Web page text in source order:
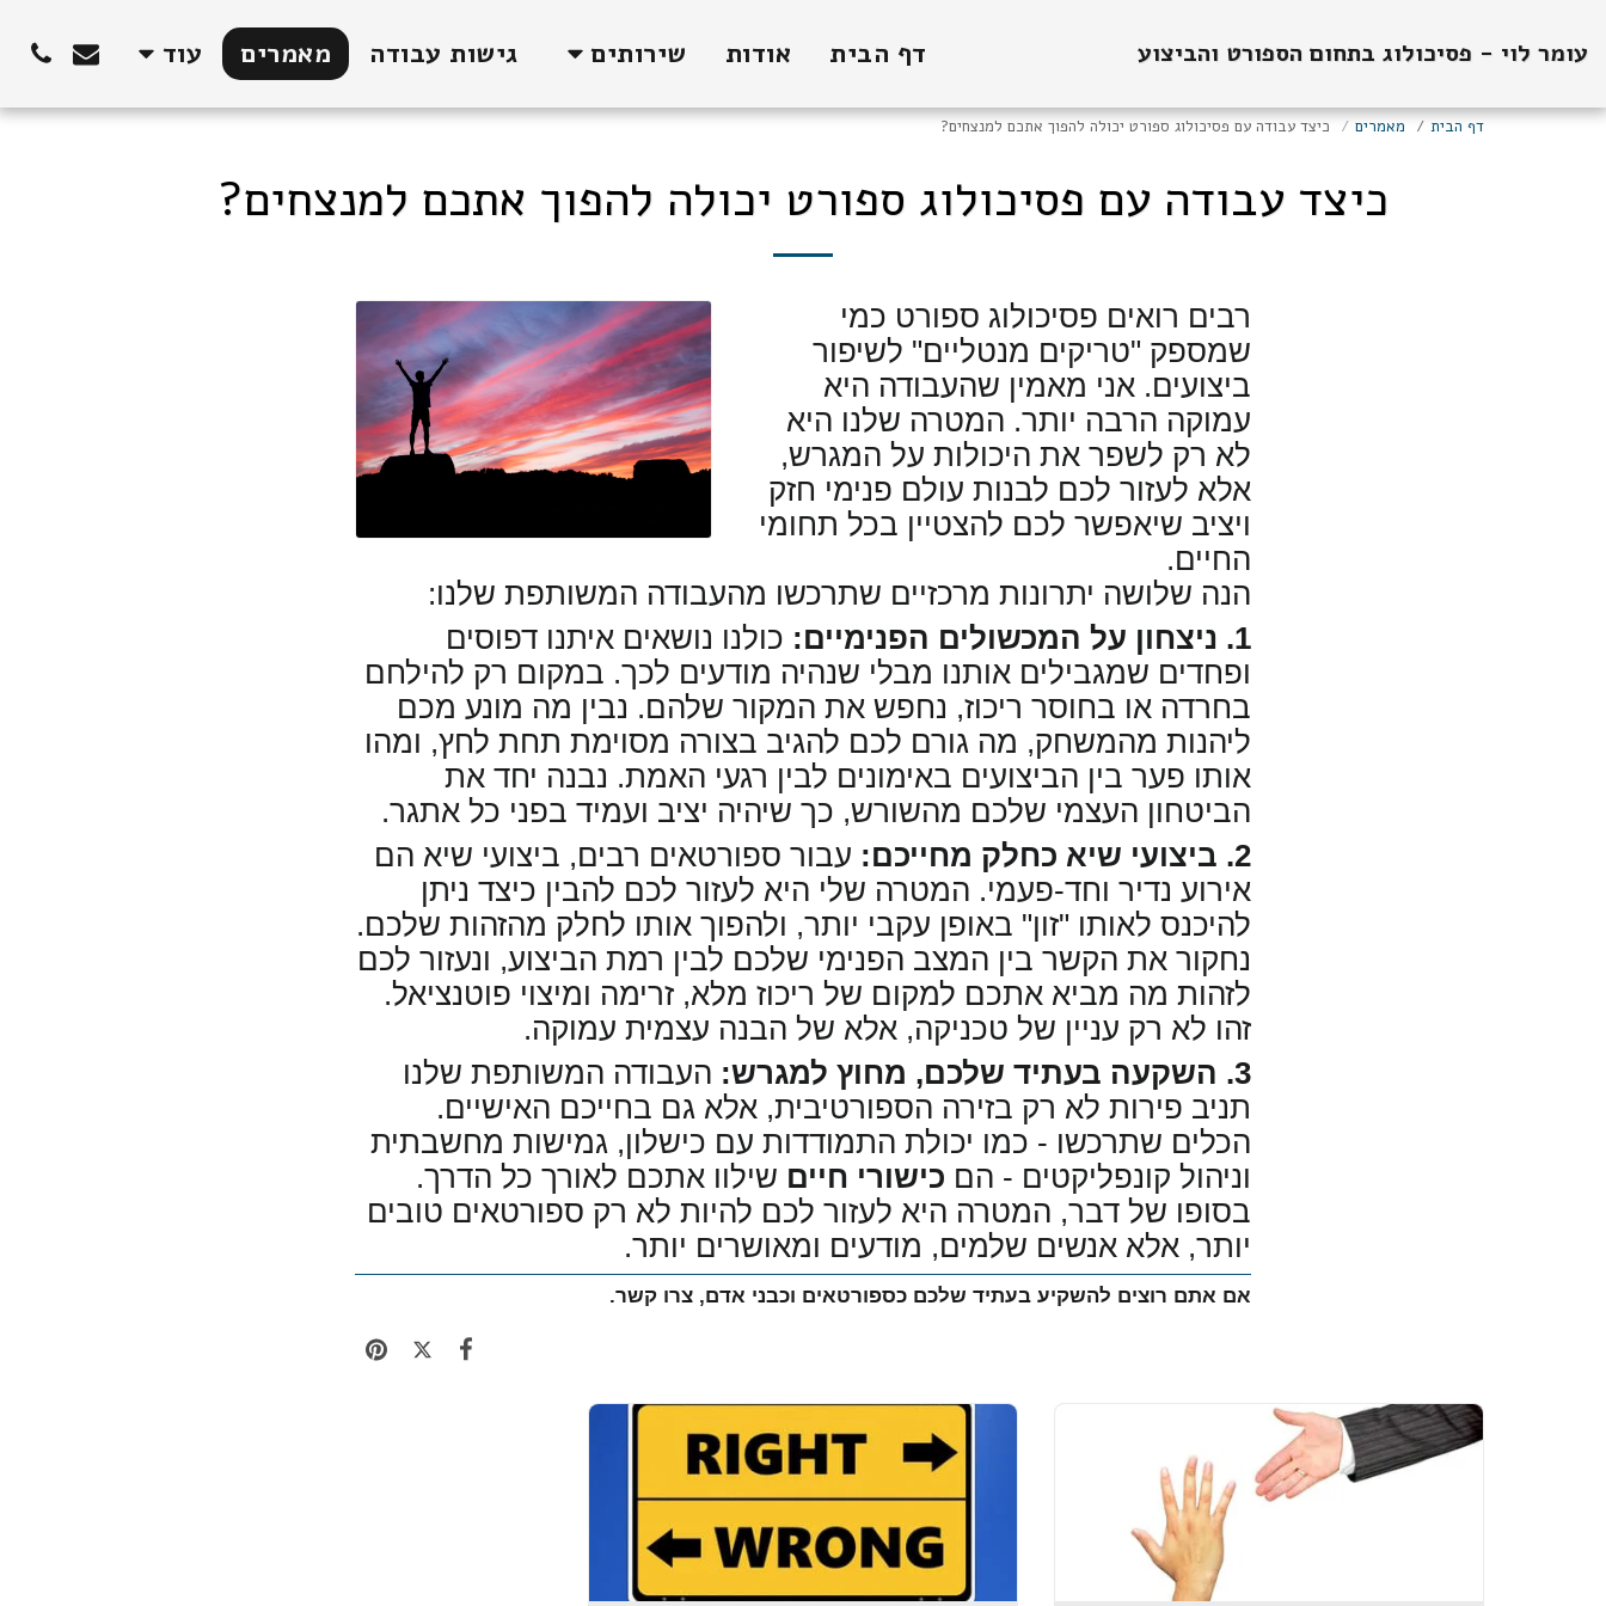
עומר לוי - פסיכולוג בתחום הספורט והביצוע דף הבית אודות שירותים גישות עבודה מאמרים עוד
דף הבית מאמרים כיצד עבודה עם פסיכולוג ספורט יכולה להפוך אתכם למנצחים?
כיצד עבודה עם פסיכולוג ספורט יכולה להפוך אתכם למנצחים?
רבים רואים פסיכולוג ספורט כמי
שמספק "טריקים מנטליים" לשיפור
ביצועים. אני מאמין שהעבודה היא
עמוקה הרבה יותר. המטרה שלנו היא
לא רק לשפר את היכולות על המגרש,
אלא לעזור לכם לבנות עולם פנימי חזק
ויציב שיאפשר לכם להצטיין בכל תחומי
החיים.
הנה שלושה יתרונות מרכזיים שתרכשו מהעבודה המשותפת שלנו:
1. ניצחון על המכשולים הפנימיים:
כולנו נושאים איתנו דפוסים
ופחדים שמגבילים אותנו מבלי שנהיה מודעים לכך. במקום רק להילחם
בחרדה או בחוסר ריכוז, נחפש את המקור שלהם. נבין מה מונע מכם
ליהנות מהמשחק, מה גורם לכם להגיב בצורה מסוימת תחת לחץ, ומהו
אותו פער בין הביצועים באימונים לבין רגעי האמת. נבנה יחד את
הביטחון העצמי שלכם מהשורש, כך שיהיה יציב ועמיד בפני כל אתגר.
2. ביצועי שיא כחלק מחייכם:
עבור ספורטאים רבים, ביצועי שיא הם
אירוע נדיר וחד-פעמי. המטרה שלי היא לעזור לכם להבין כיצד ניתן
להיכנס לאותו "זון" באופן עקבי יותר, ולהפוך אותו לחלק מהזהות שלכם.
נחקור את הקשר בין המצב הפנימי שלכם לבין רמת הביצוע, ונעזור לכם
לזהות מה מביא אתכם למקום של ריכוז מלא, זרימה ומיצוי פוטנציאל.
זהו לא רק עניין של טכניקה, אלא של הבנה עצמית עמוקה.
3. השקעה בעתיד שלכם, מחוץ למגרש:
העבודה המשותפת שלנו
תניב פירות לא רק בזירה הספורטיבית, אלא גם בחייכם האישיים.
הכלים שתרכשו - כמו יכולת התמודדות עם כישלון, גמישות מחשבתית
וניהול קונפליקטים - הם כישורי חיים שילוו אתכם לאורך כל הדרך.
בסופו של דבר, המטרה היא לעזור לכם להיות לא רק ספורטאים טובים
יותר, אלא אנשים שלמים, מודעים ומאושרים יותר.
אם אתם רוצים להשקיע בעתיד שלכם כספורטאים וכבני אדם, צרו קשר.